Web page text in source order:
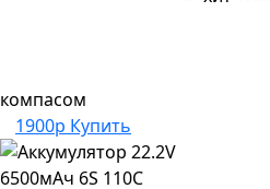
компасом
1900р Купить